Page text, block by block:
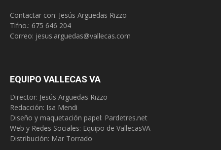
Contactar con: Jesús Arguedas Rizzo
Tlfno.: 675 646 204
Correo: jesus.arguedas@vallecas.com
EQUIPO VALLECAS VA
Director: Jesús Arguedas Rizzo
Redacción: Isa Mendi
Diseño y maquetación papel: Pardetres.net
Web y Redes Sociales: Equipo de VallecasVA
Distribución: Mar Torrado